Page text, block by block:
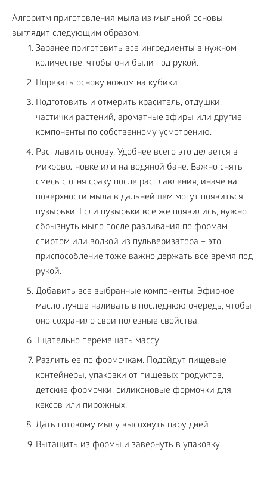
Алгоритм приготовления мыла из мыльной основы
выглядит следующим образом:
Заранее приготовить все ингредиенты в нужном
количестве, чтобы они были под рукой.
Порезать основу ножом на кубики.
Подготовить и отмерить краситель, отдушки,
частички растений, ароматные эфиры или другие
компоненты по собственному усмотрению.
Расплавить основу. Удобнее всего это делается в
микроволновке или на водяной бане. Важно снять
смесь с огня сразу после расплавления, иначе на
поверхности мыла в дальнейшем могут появиться
пузырьки. Если пузырьки все же появились, нужно
сбрызнуть мыло после разливания по формам
спиртом или водкой из пульверизатора – это
приспособление тоже важно держать все время под
рукой.
Добавить все выбранные компоненты. Эфирное
масло лучше наливать в последнюю очередь, чтобы
оно сохранило свои полезные свойства.
Тщательно перемешать массу.
Разлить ее по формочкам. Подойдут пищевые
контейнеры, упаковки от пищевых продуктов,
детские формочки, силиконовые формочки для
кексов или пирожных.
Дать готовому мылу высохнуть пару дней.
Вытащить из формы и завернуть в упаковку.